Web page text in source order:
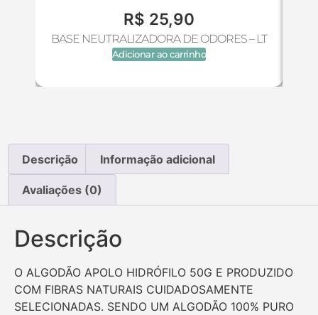
R$ 25,90
BASE NEUTRALIZADORA DE ODORES – LT
Adicionar ao carrinho
Descrição Informação adicional
Avaliações (0)
Descrição
O ALGODÃO APOLO HIDRÓFILO 50G E PRODUZIDO
COM FIBRAS NATURAIS CUIDADOSAMENTE
SELECIONADAS. SENDO UM ALGODÃO 100% PURO